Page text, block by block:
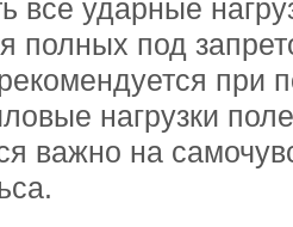
все ударные
полных под
при
нагрузки
важно на